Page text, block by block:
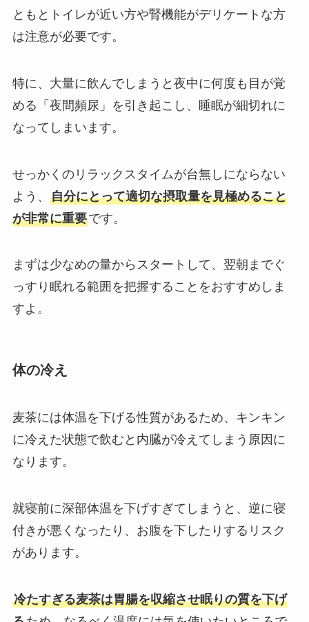
ともとトイレが近い方や腎機能がデリケートな方
は注意が必要です。
特に、大量に飲んでしまうと夜中に何度も目が覚
める「夜間頻尿」を引き起こし、睡眠が細切れに
なってしまいます。
せっかくのリラックスタイムが台無しにならない
よう、 自分にとって適切な摂取量を見極めること
が非常に重要です。
まずは少なめの量からスタートして、翌朝までぐ
っすり眠れる範囲を把握することをおすすめしま
すよ。
体の冷え
麦茶には体温を下げる性質があるため、キンキン
に冷えた状態で飲むと内臓が冷えてしまう原因に
なります。
就寝前に深部体温を下げすぎてしまうと、逆に寝
付きが悪くなったり、お腹を下したりするリスク
があります。
冷たすぎる麦茶は胃腸を収縮させ眠りの質を下げ